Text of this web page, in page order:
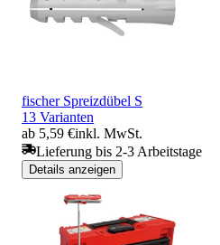
fischer Spreizdübel S
13 Varianten
ab 5,59 €inkl. MwSt.
Lieferung bis 2-3 Arbeitstage
Details anzeigen